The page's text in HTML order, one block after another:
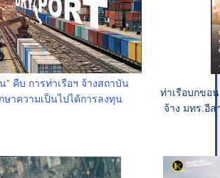
” คืบ การท่าเรือฯ จ้างสถาบัน
าความเป็นไปได้การลงทุน
ท่าเรือบกขอ
จ้าง มทร.อี